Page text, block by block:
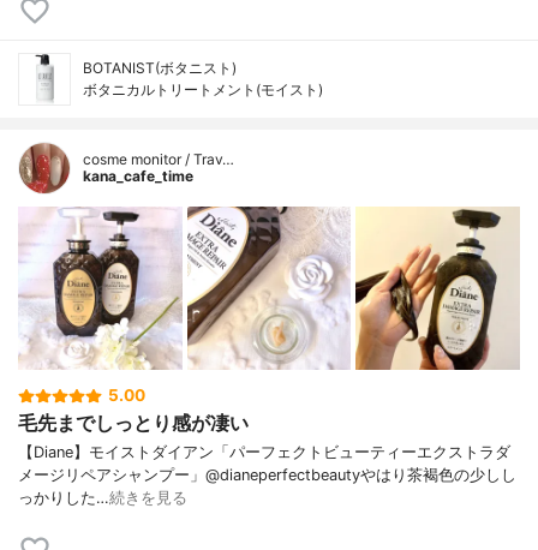
BOTANIST(ボタニスト)
ボタニカルトリートメント(モイスト)
cosme monitor / Trav…
kana_cafe_time
5.00
毛先までしっとり感が凄い
【Diane】モイストダイアン「パーフェクトビューティーエクストラダ
メージリペアシャンプー」@dianeperfectbeautyやはり茶褐色の少しし
っかりした…続きを見る